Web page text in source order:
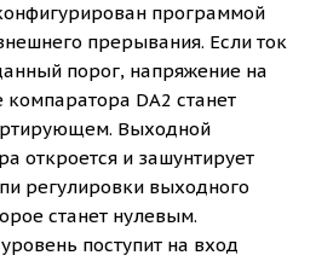
программой
прерывания. Если ток
порог, напряжение на
DA2 станет
Выходной
откроется и зашунтирует
регулировки выходного
станет нулевым.
поступит на вход